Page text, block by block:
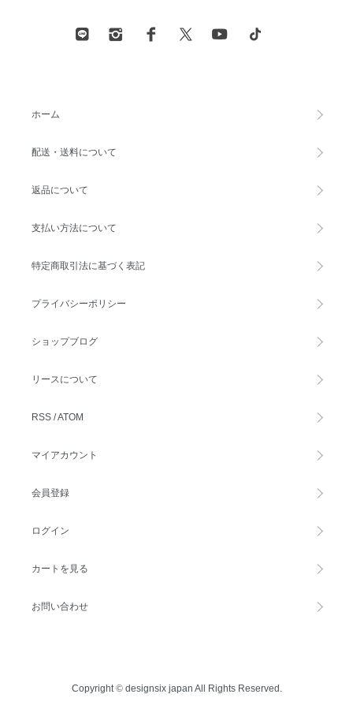
ホーム
配送・送料について
返品について
支払い方法について
特定商取引法に基づく表記
プライバシーポリシー
ショップブログ
リースについて
RSS /ATOM
マイアカウント
会員登録
ログイン
カートを見る
お問い合わせ
Copyright ©designsix japan All Rights Reserved.